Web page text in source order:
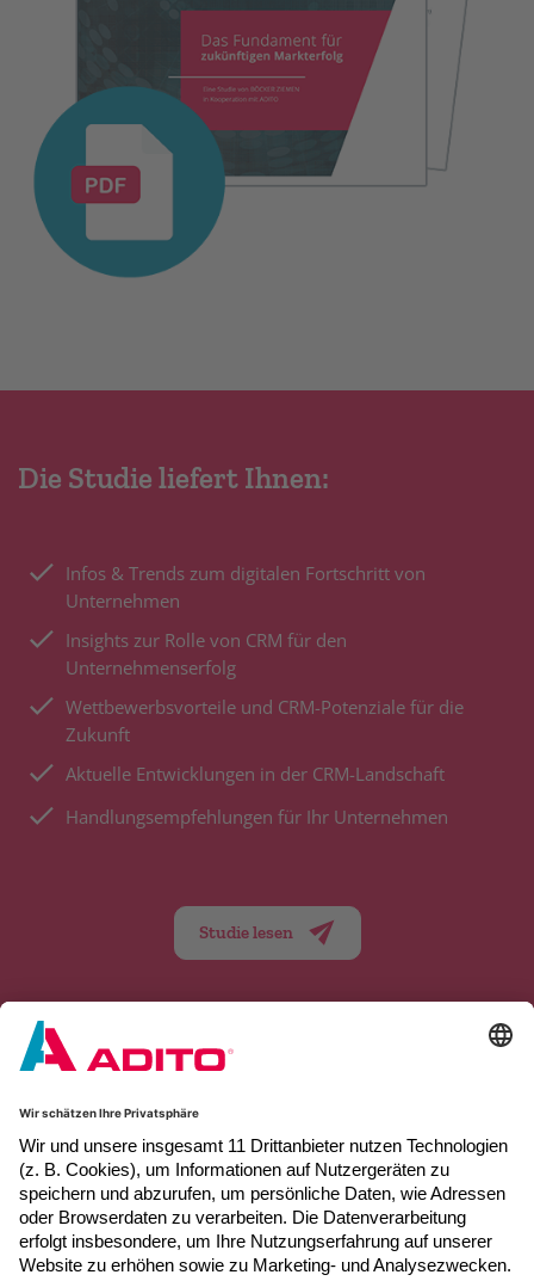
Die Studie liefert Ihnen:
Infos & Trends zum digitalen Fortschritt von
Unternehmen
Insights zur Rolle von CRM für den
Unternehmenserfolg
Wettbewerbsvorteile und CRM-Potenziale für die
Zukunft
Aktuelle Entwicklungen in der CRM-Landschaft
Handlungsempfehlungen für Ihr Unternehmen
Studie lesen